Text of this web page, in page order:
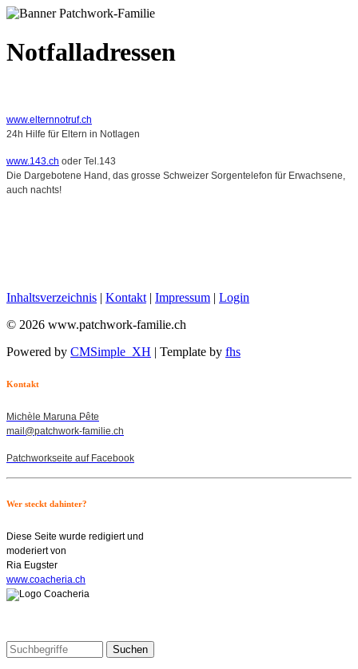
Notfalladressen
www.elternnotruf.ch
24h Hilfe für Eltern in Notlagen
www.143.ch oder Tel.143
Die Dargebotene Hand, das grosse Schweizer Sorgentelefon für Erwachsene,
auch nachts!
Inhaltsverzeichnis | Kontakt | Impressum | Login
© 2026 www.patchwork-familie.ch
Powered by CMSimple_XH | Template by fhs
Kontakt
Michèle Maruna Pête
mail@patchwork-familie.ch
Patchworkseite auf Facebook
Wer steckt dahinter?
Diese Seite wurde redigiert und
moderiert von
Ria Eugster
www.coacheria.ch